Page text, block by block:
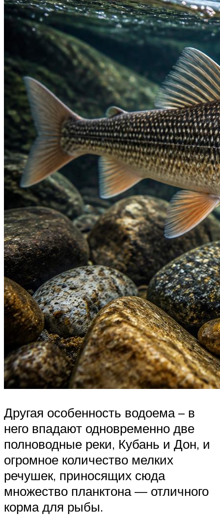
Другая особенность водоема – в
него впадают одновременно две
полноводные реки, Кубань и Дон, и
огромное количество мелких
речушек, приносящих сюда
множество планктона — отличного
корма для рыбы.